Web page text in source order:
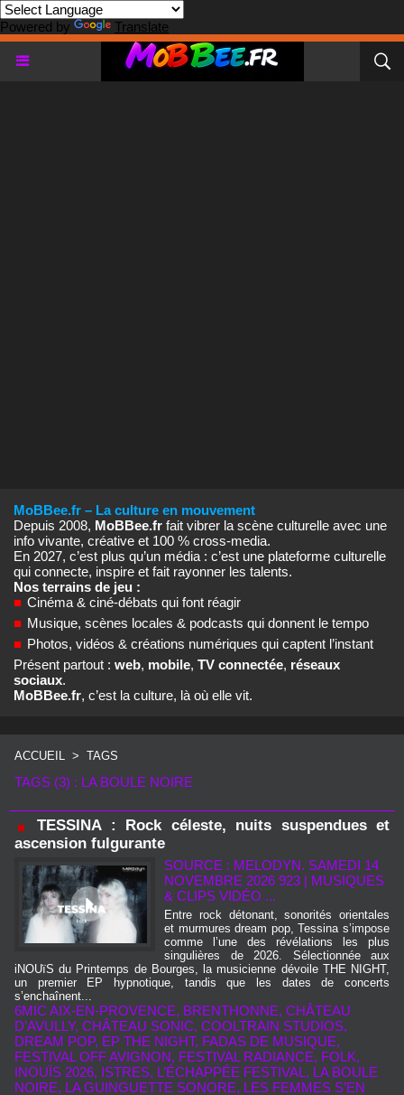
Powered by Translate
MoBBee.fr – La culture en mouvement
Depuis 2008, MoBBee.fr fait vibrer la scène culturelle avec une
info vivante, créative et 100 % cross‑media.
En 2027, c’est plus qu’un média : c’est une plateforme culturelle
qui connecte, inspire et fait rayonner les talents.
Nos terrains de jeu :
■ Cinéma & ciné‑débats qui font réagir
■ Musique, scènes locales & podcasts qui donnent le tempo
■ Photos, vidéos & créations numériques qui captent l’instant
Présent partout : web, mobile, TV connectée, réseaux
sociaux.
MoBBee.fr, c’est la culture, là où elle vit.
ACCUEIL > TAGS
TAGS (3) : LA BOULE NOIRE
TESSINA : Rock céleste, nuits suspendues et
ascension fulgurante
SOURCE : MELODYN. SAMEDI 14
NOVEMBRE 2026 923 | MUSIQUES
& CLIPS VIDÉO ...
Entre rock détonant, sonorités orientales
et murmures dream pop, Tessina s’impose
comme l’une des révélations les plus
singulières de 2026. Sélectionnée aux
iNOUïS du Printemps de Bourges, la musicienne dévoile THE NIGHT,
un premier EP hypnotique, tandis que les dates de concerts
s’enchaînent...
6MIC AIX-EN-PROVENCE, BRENTHONNE, CHÂTEAU
D’AVULLY, CHÂTEAU SONIC, COOLTRAIN STUDIOS,
DREAM POP, EP THE NIGHT, FADAS DE MUSIQUE,
FESTIVAL OFF AVIGNON, FESTIVAL RADIANCE, FOLK,
INOUÏS 2026, ISTRES, L’ÉCHAPPÉE FESTIVAL, LA BOULE
NOIRE, LA GUINGUETTE SONORE, LES FEMMES S’EN